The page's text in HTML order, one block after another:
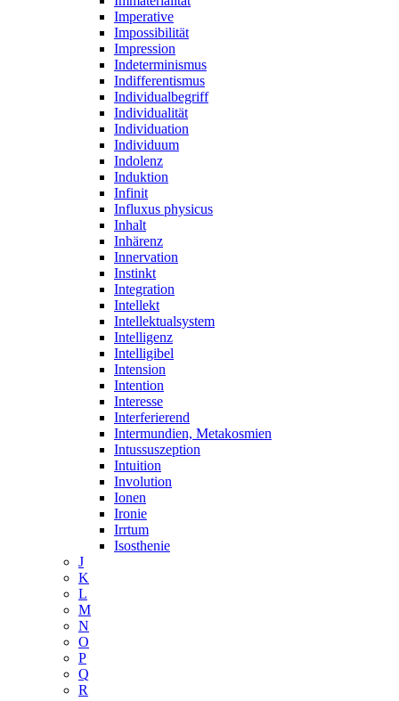
Imperative
Impossibilität
Impression
Indeterminismus
Indifferentismus
Individualbegriff
Individualität
Individuation
Individuum
Indolenz
Induktion
Infinit
Influxus physicus
Inhalt
Inhärenz
Innervation
Instinkt
Integration
Intellekt
Intellektualsystem
Intelligenz
Intelligibel
Intension
Intention
Interesse
Interferierend
Intermundien, Metakosmien
Intussuszeption
Intuition
Involution
Ionen
Ironie
Irrtum
Isosthenie
J
K
L
M
N
O
P
Q
R